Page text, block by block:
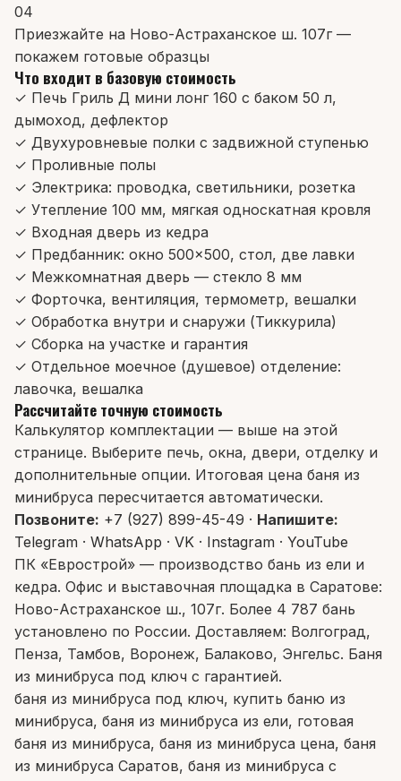
04
Приезжайте на Ново-Астраханское ш. 107г —
покажем готовые образцы
Что входит в базовую стоимость
✓ Печь Гриль Д мини лонг 160 с баком 50 л,
дымоход, дефлектор
✓ Двухуровневые полки с задвижной ступенью
✓ Проливные полы
✓ Электрика: проводка, светильники, розетка
✓ Утепление 100 мм, мягкая односкатная кровля
✓ Входная дверь из кедра
✓ Предбанник: окно 500×500, стол, две лавки
✓ Межкомнатная дверь — стекло 8 мм
✓ Форточка, вентиляция, термометр, вешалки
✓ Обработка внутри и снаружи (Тиккурила)
✓ Сборка на участке и гарантия
✓ Отдельное моечное (душевое) отделение:
лавочка, вешалка
Рассчитайте точную стоимость
Калькулятор комплектации — выше на этой
странице. Выберите печь, окна, двери, отделку и
дополнительные опции. Итоговая цена баня из
минибруса пересчитается автоматически.
Позвоните: +7 (927) 899-45-49 · Напишите:
Telegram · WhatsApp · VK · Instagram · YouTube
ПК «Еврострой» — производство бань из ели и
кедра. Офис и выставочная площадка в Саратове:
Ново-Астраханское ш., 107г. Более 4 787 бань
установлено по России. Доставляем: Волгоград,
Пенза, Тамбов, Воронеж, Балаково, Энгельс. Баня
из минибруса под ключ с гарантией.
баня из минибруса под ключ, купить баню из
минибруса, баня из минибруса из ели, готовая
баня из минибруса, баня из минибруса цена, баня
из минибруса Саратов, баня из минибруса с